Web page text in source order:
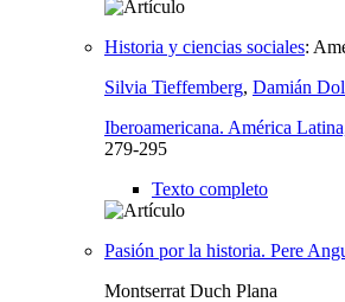
Historia y ciencias sociales:
Silvia Tieffemberg, Damián
Iberoamericana. América
279-295
Texto completo
Pasión por la historia. Pere
Montserrat Duch Plana